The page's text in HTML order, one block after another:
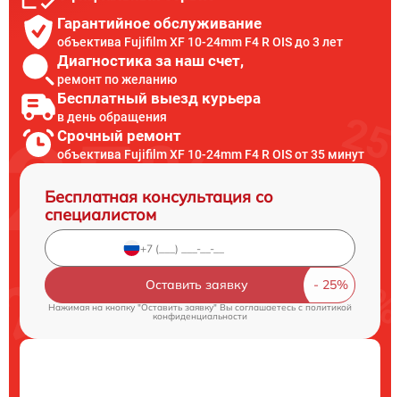
Гарантийное обслуживание
объектива Fujifilm XF 10-24mm F4 R OIS до 3 лет
Диагностика за наш счет,
ремонт по желанию
Бесплатный выезд курьера
в день обращения
Срочный ремонт
объектива Fujifilm XF 10-24mm F4 R OIS от 35 минут
Бесплатная консультация со
специалистом
Оставить заявку
Нажимая на кнопку "Оставить заявку" Вы соглашаетесь c политикой
конфиденциальности